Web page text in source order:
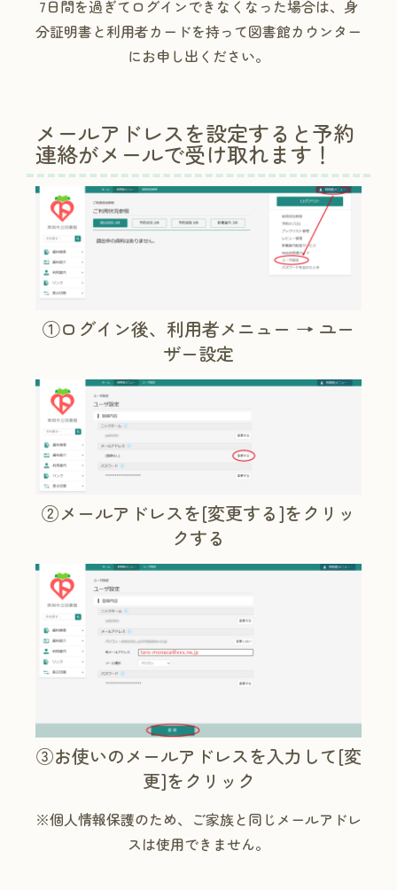
7日間を過ぎてログインできなくなった場合は、身
分証明書と利用者カードを持って図書館カウンター
にお申し出ください。
メールアドレスを設定すると予約
連絡がメールで受け取れます！
①ログイン後、利用者メニュー → ユー
ザー設定
②メールアドレスを[変更する]をクリッ
クする
③お使いのメールアドレスを入力して[変
更]をクリック
※個人情報保護のため、ご家族と同じメールアドレ
スは使用できません。